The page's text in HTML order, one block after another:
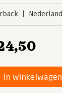
In winkelwagen